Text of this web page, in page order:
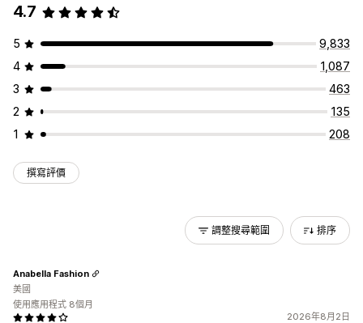
4.7
5
9,833
4
1,087
3
463
2
135
1
208
撰寫評價
調整搜尋範圍 排序
2026年8月2日
Anabella Fashion
美國
使用應用程式 8個月